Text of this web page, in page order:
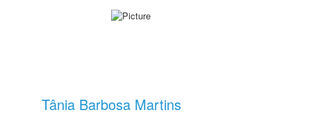
Tânia Barbosa Martins